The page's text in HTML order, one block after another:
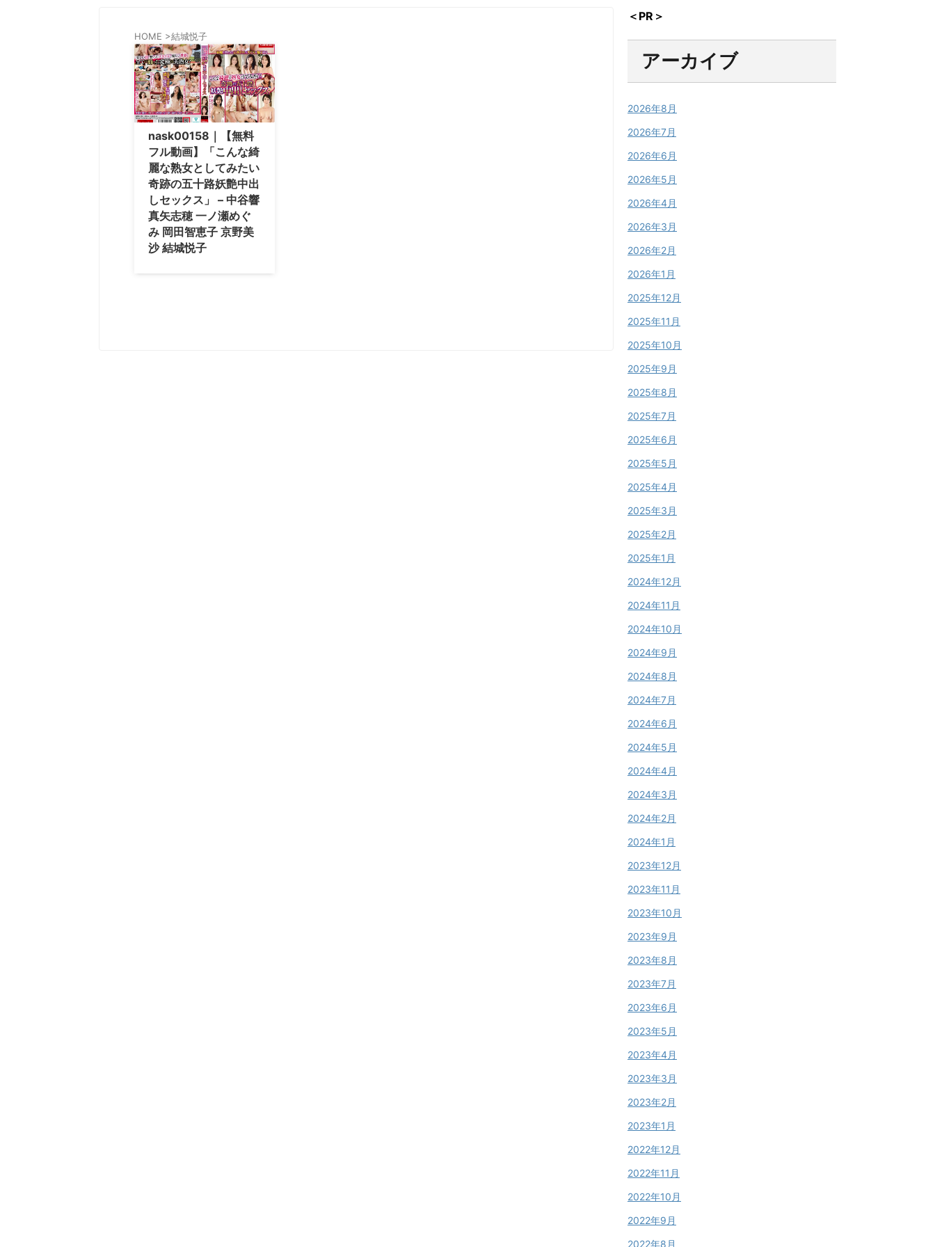
HOME >結城悦子
nask00158｜【無料
フル動画】「こんな綺
麗な熟女としてみたい
奇跡の五十路妖艶中出
しセックス」 – 中谷響
真矢志穂 一ノ瀬めぐ
み 岡田智恵子 京野美
沙 結城悦子
＜PR＞
アーカイブ
2026年8月
2026年7月
2026年6月
2026年5月
2026年4月
2026年3月
2026年2月
2026年1月
2025年12月
2025年11月
2025年10月
2025年9月
2025年8月
2025年7月
2025年6月
2025年5月
2025年4月
2025年3月
2025年2月
2025年1月
2024年12月
2024年11月
2024年10月
2024年9月
2024年8月
2024年7月
2024年6月
2024年5月
2024年4月
2024年3月
2024年2月
2024年1月
2023年12月
2023年11月
2023年10月
2023年9月
2023年8月
2023年7月
2023年6月
2023年5月
2023年4月
2023年3月
2023年2月
2023年1月
2022年12月
2022年11月
2022年10月
2022年9月
2022年8月